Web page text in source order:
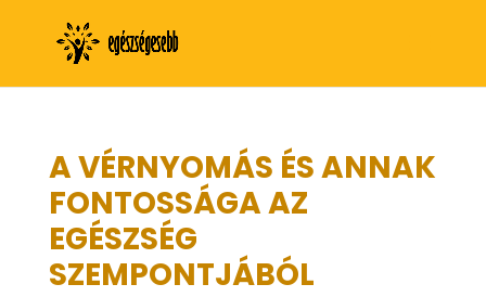
A VÉRNYOMÁS ÉS ANNAK
FONTOSSÁGA AZ
EGÉSZSÉG
SZEMPONTJÁBÓL